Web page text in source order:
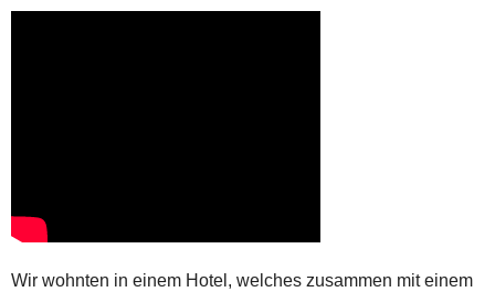
Wir wohnten in einem Hotel, welches zusammen mit einem